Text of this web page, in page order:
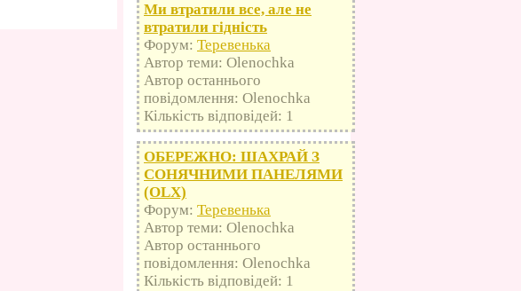
Ми втратили все, але не
втратили гідність
Форум: Теревенька
Автор теми: Olenochka
Автор останнього
повідомлення: Olenochka
Кількість відповідей: 1
ОБЕРЕЖНО: ШАХРАЙ З
СОНЯЧНИМИ ПАНЕЛЯМИ
(OLX)
Форум: Теревенька
Автор теми: Olenochka
Автор останнього
повідомлення: Olenochka
Кількість відповідей: 1